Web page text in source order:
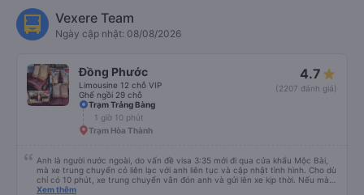
Vexere Team
Ngày cập nhật: 08/08/2026
Đồng Phước
Limousine 12 chỗ VIP
Ghế ngồi 29 chỗ
4.7
(2207 đánh giá)
Trạm Trảng Bàng
1 giờ 10 phút
Trạm Hòa Thành
Anh là người nước ngoài, do vấn đề visa 3:35 mới đi qua cửa khẩu Mộc Bài,
mà xe trung chuyển có liên lạc với anh liên tục và cập nhật tình hình. Cho dù
chỉ có 10 phút, xe trung chuyển vẫn đón anh và gửi lên xe kịp thời. Nếu mà
được, anh thật muốn tip cho bác tài. Xe này là xe Limousine nhưng mà vé xe
Xem thêm